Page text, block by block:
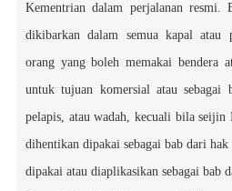
Kementrian dalam perjalanan resmi.
dikibarkan dalam semua kapal atau
orang yang boleh memakai bendera
untuk tujuan komersial atau sebagai
pelapis, atau wadah, kecuali bila
dihentikan dipakai sebagai bab dari
dipakai atau diaplikasikan sebagai bab